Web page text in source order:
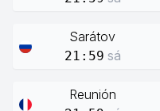
Sarátov
21:59 sá
Reunión